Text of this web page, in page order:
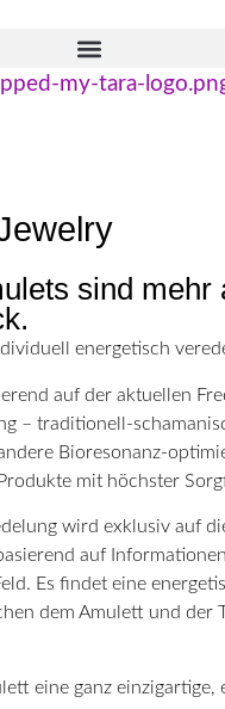
sind mehr
energetisch
auf der aktuellen
– traditionell-
Bioresonanz-
mit höchster
wird exklusiv auf
auf
Es findet eine
dem Amulett und der
eine ganz einzigartige,